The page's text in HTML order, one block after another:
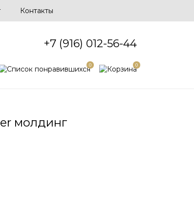
Контакты
+7 (916) 012-56-44
0 0
молдинг